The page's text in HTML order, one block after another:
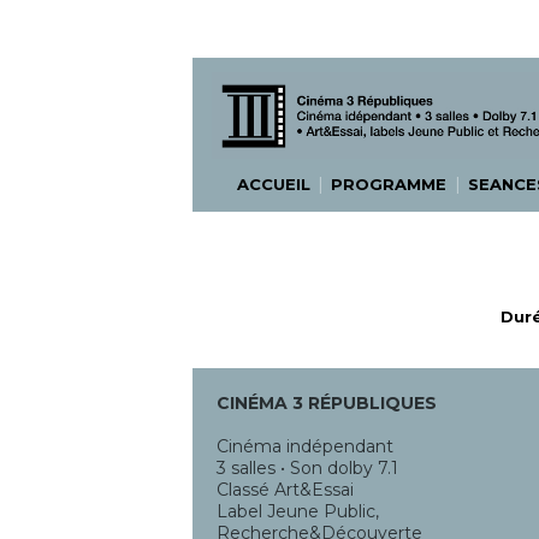
ACCUEIL | PROGRAMME |
CINÉMA 3 RÉPUBLIQUES
Cinéma indépendant
3 salles • Son dolby 7.1
Classé Art&Essai
Label Jeune Public,
Recherche&Découverte